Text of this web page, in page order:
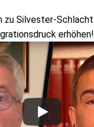
zu Silvester-